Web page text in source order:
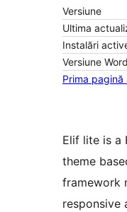
Versiune
Ultima
Instalări
Versiune
Prima pagină
Elif lite is a
theme
framework
responsive